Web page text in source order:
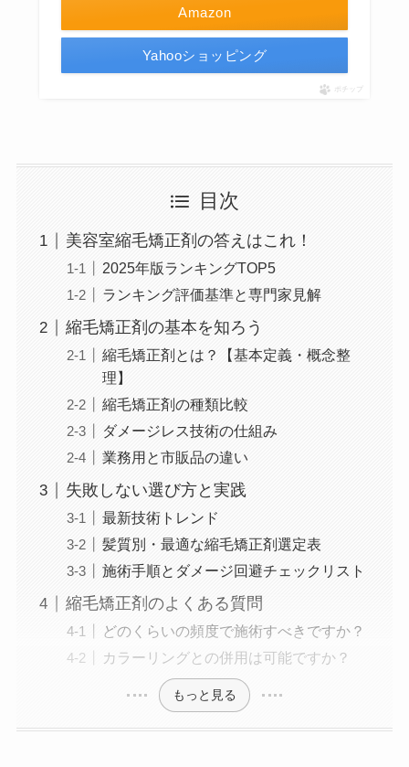
Amazon
Yahooショッピング
ポチップ
目次
美容室縮毛矯正剤の答えはこれ！
2025年版ランキングTOP5
ランキング評価基準と専門家見解
縮毛矯正剤の基本を知ろう
縮毛矯正剤とは？【基本定義・概念整
理】
縮毛矯正剤の種類比較
ダメージレス技術の仕組み
業務用と市販品の違い
失敗しない選び方と実践
最新技術トレンド
髪質別・最適な縮毛矯正剤選定表
施術手順とダメージ回避チェックリスト
縮毛矯正剤のよくある質問
どのくらいの頻度で施術すべきですか？
カラーリングとの併用は可能ですか？
もっと見る